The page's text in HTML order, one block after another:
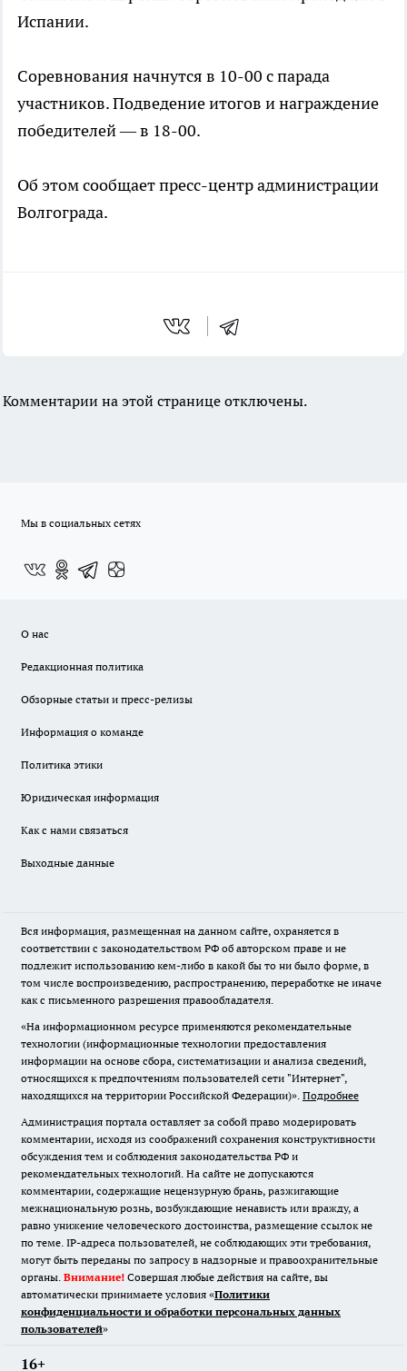
Испании.
Соревнования начнутся в 10-00 с парада
участников. Подведение итогов и награждение
победителей — в 18-00.
Об этом сообщает пресс-центр администрации
Волгограда.
Комментарии на этой странице отключены.
Мы в социальных сетях
О нас
Редакционная политика
Обзорные статьи и пресс-релизы
Информация о команде
Политика этики
Юридическая информация
Как с нами связаться
Выходные данные
Вся информация, размещенная на данном сайте, охраняется в
соответствии с законодательством РФ об авторском праве и не
подлежит использованию кем-либо в какой бы то ни было форме, в
том числе воспроизведению, распространению, переработке не иначе
как с письменного разрешения правообладателя.
«На информационном ресурсе применяются рекомендательные
технологии (информационные технологии предоставления
информации на основе сбора, систематизации и анализа сведений,
относящихся к предпочтениям пользователей сети "Интернет",
находящихся на территории Российской Федерации)». Подробнее
Администрация портала оставляет за собой право модерировать
комментарии, исходя из соображений сохранения конструктивности
обсуждения тем и соблюдения законодательства РФ и
рекомендательных технологий. На сайте не допускаются
комментарии, содержащие нецензурную брань, разжигающие
межнациональную рознь, возбуждающие ненависть или вражду, а
равно унижение человеческого достоинства, размещение ссылок не
по теме. IP-адреса пользователей, не соблюдающих эти требования,
могут быть переданы по запросу в надзорные и правоохранительные
органы. Внимание! Совершая любые действия на сайте, вы
автоматически принимаете условия «Политики
конфиденциальности и обработки персональных данных
пользователей»
16+